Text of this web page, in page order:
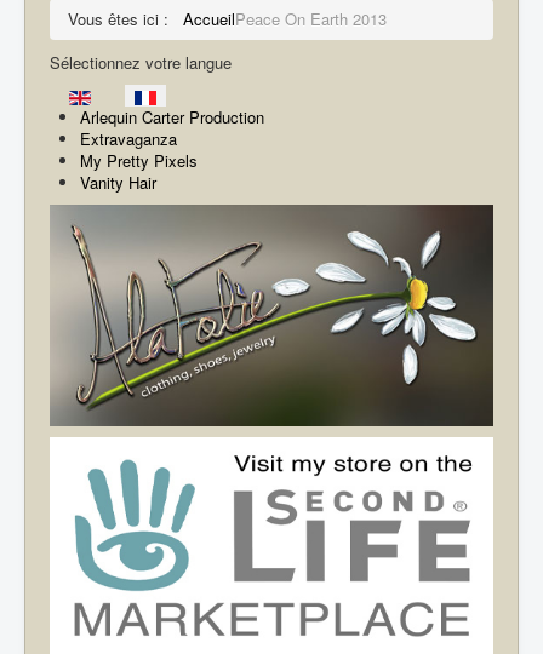
Vous êtes ici : AccueilPeace On Earth 2013
Sélectionnez votre langue
Arlequin Carter Production
Extravaganza
My Pretty Pixels
Vanity Hair